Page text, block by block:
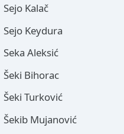
Sejo Kalač
Sejo Keydura
Seka Aleksić
Šeki Bihorac
Šeki Turković
Šekib Mujanović